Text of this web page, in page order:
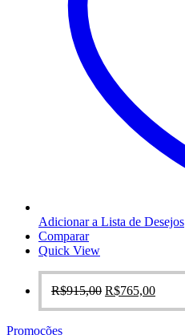
Adicionar a Lista de Desejos
Comparar
Quick View
R$915,00 O
R$765,00O
Promoções